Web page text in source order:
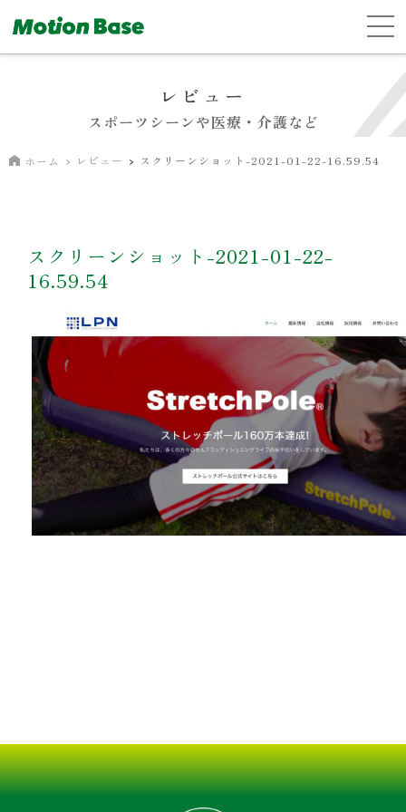
レビュー
スポーツシーンや医療・介護など
ホーム レビュー スクリーンショット-2021-01-22-16.59.54
スクリーンショット-2021-01-22-
16.59.54